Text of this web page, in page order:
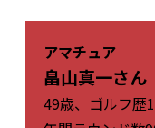
アマチュア
畠山真一さん
49歳、ゴルフ歴